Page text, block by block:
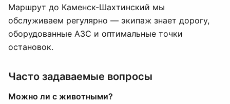
Маршрут до Каменск-Шахтинский мы
обслуживаем регулярно — экипаж знает дорогу,
оборудованные АЗС и оптимальные точки
остановок.
Часто задаваемые вопросы
Можно ли с животными?